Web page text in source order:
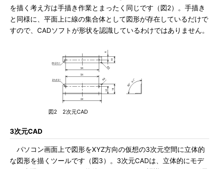
を描く考え方は手描き作業とまったく同じです（図2）。手描き
と同様に、平面上に線の集合体として図形が存在しているだけで
すので、CADソフトが形状を認識しているわけではありません。
図2 2次元CAD
3次元CAD
パソコン画面上で図形をXYZ方向の仮想の3次元空間に立体的
な図形を描くツールです（図3）。3次元CADは、立体的にモデ